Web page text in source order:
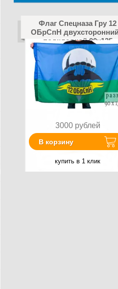
Флаг Спецназа Гру 12
ОБрСпН
подкладкой 90х135
3000 рублей
В корзину
купить в 1 клик